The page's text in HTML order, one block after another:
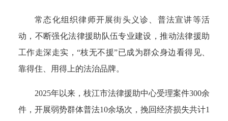
常态化组织律师开展街头义诊、普法宣讲等活
动，不断强化法律援助队伍专业建设，推动法律援助
工作走深走实，“枝无不援”已成为群众身边看得见、
靠得住、用得上的法治品牌。
2025年以来，枝江市法律援助中心受理案件300余
件，开展弱势群体普法10余场次，挽回经济损失共计1